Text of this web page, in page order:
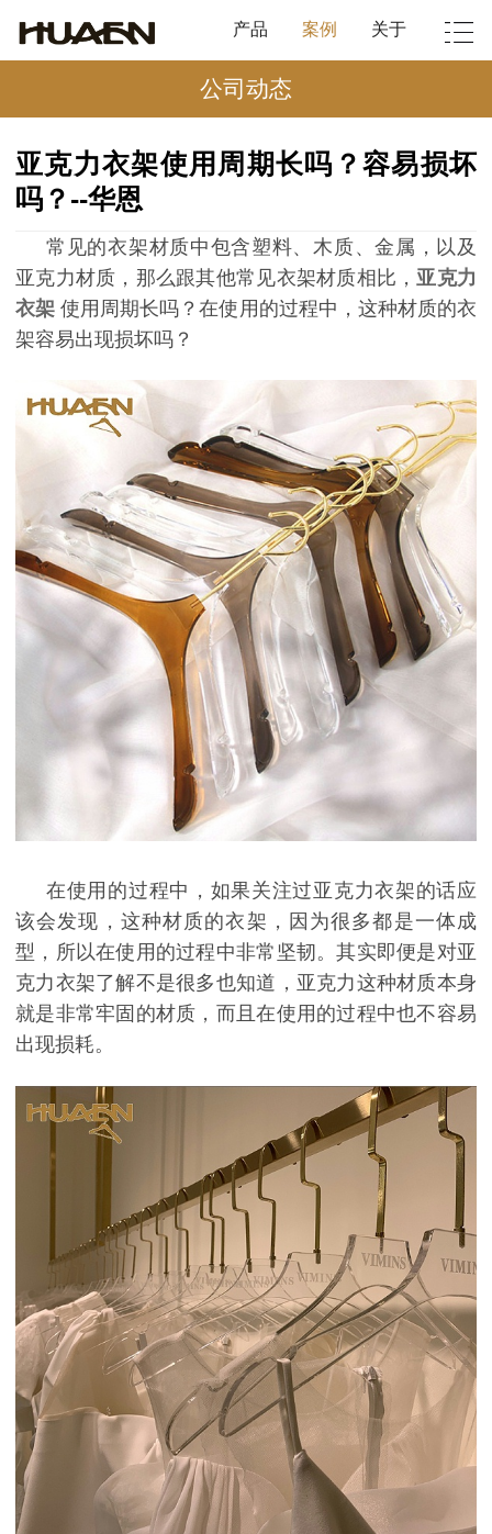
产品 案例 关于
公司动态
亚克力衣架使用周期长吗？容易损坏
吗？--华恩
常见的衣架材质中包含塑料、木质、金属，以及
亚克力材质，那么跟其他常见衣架材质相比， 亚克力
衣架 使用周期长吗？在使用的过程中，这种材质的衣
架容易出现损坏吗？
在使用的过程中，如果关注过亚克力衣架的话应
该会发现，这种材质的衣架，因为很多都是一体成
型，所以在使用的过程中非常坚韧。其实即便是对亚
克力衣架了解不是很多也知道，亚克力这种材质本身
就是非常牢固的材质，而且在使用的过程中也不容易
出现损耗。